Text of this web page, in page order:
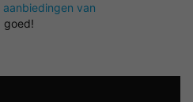
aanbiedingen van
goed!